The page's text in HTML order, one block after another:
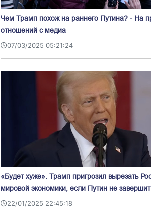
Чем Трамп похож на раннего Путина? - На
отношений с медиа
07/03/2025 05:21:24
«Будет хуже». Трамп пригрозил вырезать
мировой экономики, если Путин не
22/01/2025 22:45:18